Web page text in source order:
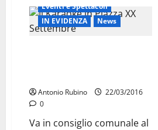
Eventi e Spettacoli
IN EVIDENZA
News
Antonio Rubino
22/03/2016
0
Va in consiglio comunale al